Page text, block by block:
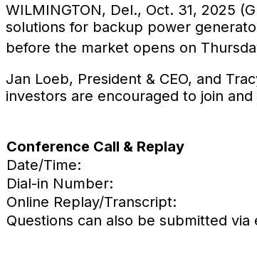
WILMINGTON, Del., Oct. 31, 2025
solutions for backup power
before the market opens on
Jan Loeb, President & CEO, and
investors are encouraged to join
Conference Call & Replay
Date/Time:
Dial-in Number:
Online Replay/Transcript:
Questions can also be submitted via